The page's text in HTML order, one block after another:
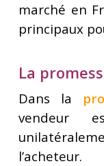
marché en
principaux
La
Dans la
vendeur
l’acheteur.